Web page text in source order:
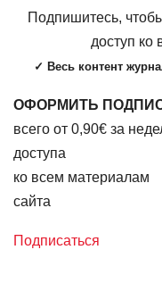
Подпишитесь,
доступ ко
✓ Весь контент
ОФОРМИТЬ
всего от 0,90€ за
доступа
ко всем материалам
сайта
Подписаться